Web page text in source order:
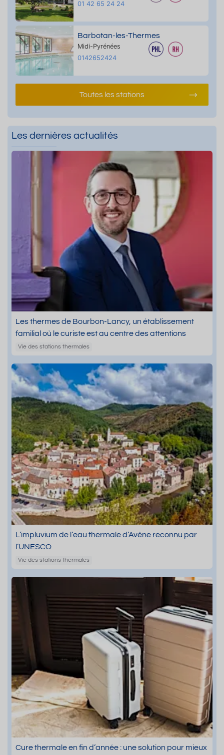
01 42 65 24 24
Barbotan-les-Thermes
Midi-Pyrénées
0142652424
Toutes les stations
Les dernières actualités
Les thermes de Bourbon-Lancy, un établissement
familial où le curiste est au centre des attentions
Vie des stations thermales
L’impluvium de l’eau thermale d’Avène reconnu par
l’UNESCO
Vie des stations thermales
Cure thermale en fin d’année : une solution pour mieux